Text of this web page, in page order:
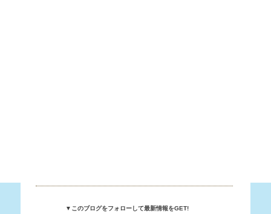
▼このブログをフォローして最新情報をGET!